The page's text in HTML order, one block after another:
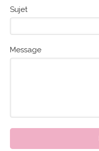
Sujet
Message